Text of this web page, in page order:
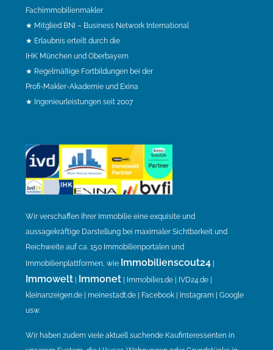
Fachimmobilienmakler
★ Mitglied BNI – Business Network International
★ Erlaubnis erteilt durch die
IHK München und Oberbayern
★ Regelmäßige Fortbildungen bei der
Profi-Makler-Akademie und Exina
★ Ingenieurleistungen seit 2007
Wir verschaffen Ihrer Immobilie eine exquisite und
aussagekräftige Darstellung bei maximaler Sichtbarkeit und
Reichweite auf ca. 150 Immobilienportalen und
Immobilienplattformen, wie Immobilienscout24 |
Immowelt | Immonet | Immobilie1.de | IVD24.de |
kleinanzeigen.de | meinestadt.de | Facebook | Instagram | Google
usw.
Wir haben zudem viele aktuell suchende Kaufinteressenten in